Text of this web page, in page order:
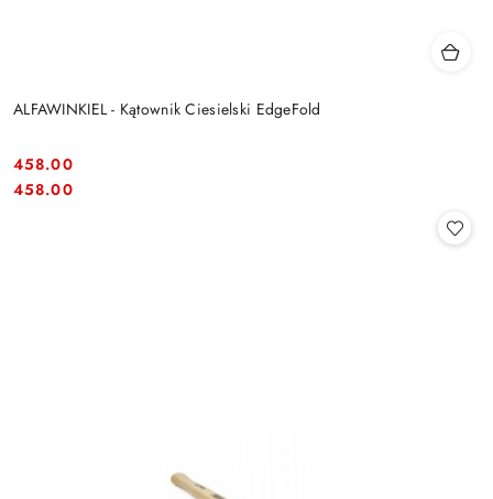
ALFAWINKIEL - Kątownik Ciesielski EdgeFold
Cena:
458.00
Cena:
458.00